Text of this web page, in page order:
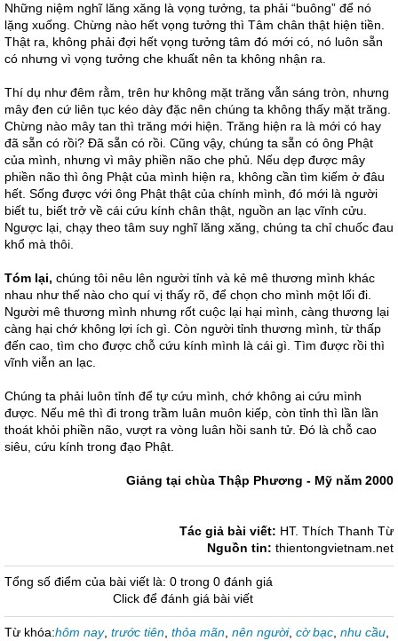
Những niệm nghĩ lăng xăng là vọng tưởng, ta phải “buông” để nó
lặng xuống. Chừng nào hết vọng tưởng thì Tâm chân thật hiện tiền.
Thật ra, không phải đợi hết vọng tưởng tâm đó mới có, nó luôn sẵn
có nhưng vì vọng tưởng che khuất nên ta không nhận ra.
Thí dụ như đêm rằm, trên hư không mặt trăng vẫn sáng tròn, nhưng
mây đen cứ liên tục kéo dày đặc nên chúng ta không thấy mặt trăng.
Chừng nào mây tan thì trăng mới hiện. Trăng hiện ra là mới có hay
đã sẵn có rồi? Đã sẵn có rồi. Cũng vậy, chúng ta sẵn có ông Phật
của mình, nhưng vì mây phiền não che phủ. Nếu dẹp được mây
phiền não thì ông Phật của mình hiện ra, không cần tìm kiếm ở đâu
hết. Sống được với ông Phật thật của chính mình, đó mới là người
biết tu, biết trở về cái cứu kính chân thật, nguồn an lạc vĩnh cửu.
Ngược lại, chạy theo tâm suy nghĩ lăng xăng, chúng ta chỉ chuốc đau
khổ mà thôi.
Tóm lại, chúng tôi nêu lên người tỉnh và kẻ mê thương mình khác
nhau như thế nào cho quí vị thấy rõ, để chọn cho mình một lối đi.
Người mê thương mình nhưng rốt cuộc lại hại mình, càng thương lại
càng hại chớ không lợi ích gì. Còn người tỉnh thương mình, từ thấp
đến cao, tìm cho được chỗ cứu kính mình là cái gì. Tìm được rồi thì
vĩnh viễn an lạc.
Chúng ta phải luôn tỉnh để tự cứu mình, chớ không ai cứu mình
được. Nếu mê thì đi trong trầm luân muôn kiếp, còn tỉnh thì lần lần
thoát khỏi phiền não, vượt ra vòng luân hồi sanh tử. Đó là chỗ cao
siêu, cứu kính trong đạo Phật.
Giảng tại chùa Thập Phương - Mỹ năm 2000
Tác giả bài viết: HT. Thích Thanh Từ
Nguồn tin: thientongvietnam.net
Tổng số điểm của bài viết là: 0 trong 0 đánh giá
Click để đánh giá bài viết
Từ khóa:hôm nay, trước tiên thỏa mãn nên người, cờ bạc nhu cầu